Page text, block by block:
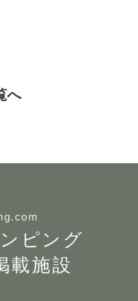
へ
ピング
載施設